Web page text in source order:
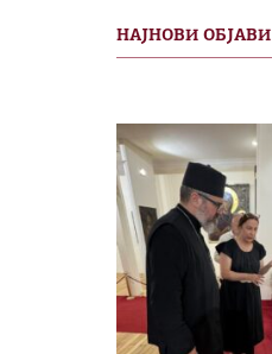
НАЈНОВИ ОБЈАВИ